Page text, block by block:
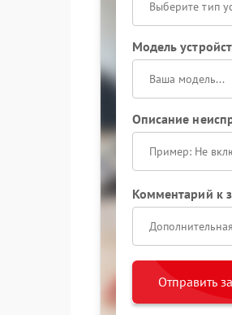
Выберите тип
Модель
Описание
Комментарий к
Отправить